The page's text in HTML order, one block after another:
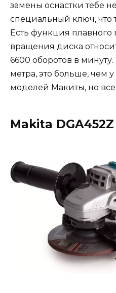
замены оснастки тебе
специальный ключ, что
Есть функция плавного
вращения диска
6600 оборотов в
метра, это больше, чем
моделей Макиты, но все
Makita DGA452Z